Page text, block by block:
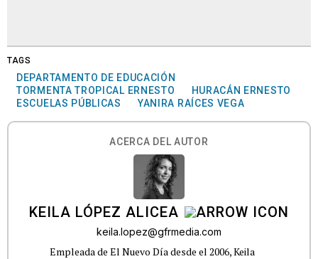
TAGS
DEPARTAMENTO DE EDUCACIÓN
TORMENTA TROPICAL ERNESTO
HURACÁN ERNESTO
ESCUELAS PÚBLICAS
YANIRA RAÍCES VEGA
ACERCA DEL AUTOR
KEILA LÓPEZ ALICEA
keila.lopez@gfrmedia.com
Empleada de El Nuevo Día desde el 2006, Keila